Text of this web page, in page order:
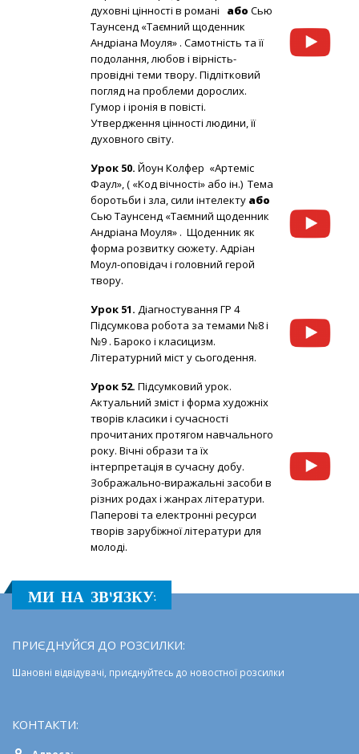
духовні цінності в романі або Сью
Таунсенд «Таємний щоденник
Андріана Моуля» . Самотність та її
подолання, любов і вірність-
провідні теми твору. Підлітковий
погляд на проблеми дорослих.
Гумор і іронія в повісті.
Утвердження цінності людини, її
духовного світу.
Урок 50. Йоун Колфер «Артеміс
Фаул», ( «Код вічності» або ін.) Тема
боротьби і зла, сили інтелекту або
Сью Таунсенд «Таємний щоденник
Андріана Моуля» . Щоденник як
форма розвитку сюжету. Адріан
Моул-оповідач і головний герой
твору.
Урок 51. Діагностування ГР 4
Підсумкова робота за темами №8 і
№9 . Бароко і класицизм.
Літературний міст у сьогодення.
Урок 52. Підсумковий урок.
Актуальний зміст і форма художніх
творів класики і сучасності
прочитаних протягом навчального
року. Вічні образи та їх
інтерпретація в сучасну добу.
Зображально-виражальні засоби в
різних родах і жанрах літератури.
Паперові та електронні ресурси
творів зарубіжної літератури для
молоді.
МИ НА ЗВ'ЯЗКУ:
ПРИЄДНУЙСЯ ДО РОЗСИЛКИ:
Шановні відвідувачі, приєднуйтесь до новостної розсилки
КОНТАКТИ: